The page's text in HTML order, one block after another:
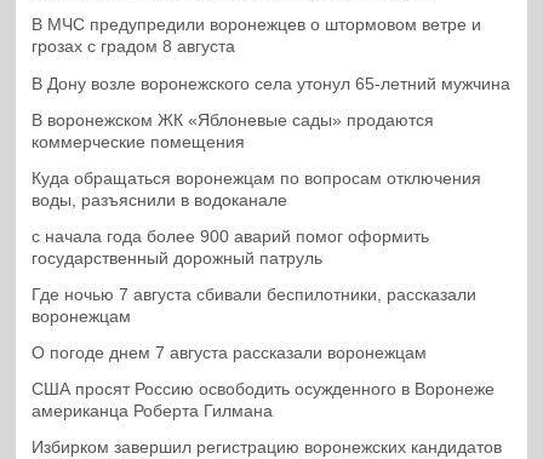
В МЧС предупредили воронежцев о штормовом ветре и
грозах с градом 8 августа
В Дону возле воронежского села утонул 65-летний мужчина
В воронежском ЖК «Яблоневые сады» продаются
коммерческие помещения
Куда обращаться воронежцам по вопросам отключения
воды, разъяснили в водоканале
с начала года более 900 аварий помог оформить
государственный дорожный патруль
Где ночью 7 августа сбивали беспилотники, рассказали
воронежцам
О погоде днем 7 августа рассказали воронежцам
США просят Россию освободить осужденного в Воронеже
американца Роберта Гилмана
Избирком завершил регистрацию воронежских кандидатов